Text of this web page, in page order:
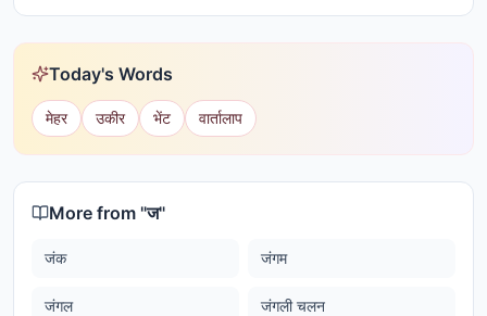
Today's Words
मेहर उकीर भेंट वार्तालाप
More from "ज"
जंक जंगम
जंगल जंगली चलन